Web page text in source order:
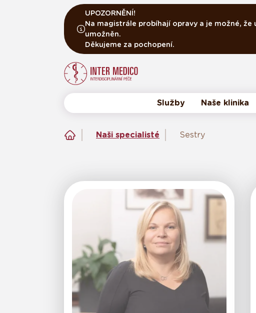
UPOZORNĚNÍ!
Na magistrále probíhají opravy a je možné, že
umožněn.
Děkujeme za pochopení.
Služby Naše klinika
Lékaři
Naši specialisté Sestry